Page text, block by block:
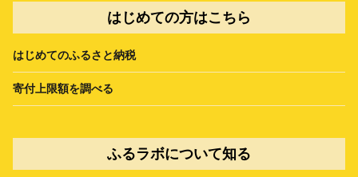
はじめての方はこちら
はじめてのふるさと納税
寄付上限額を調べる
ふるラボについて知る